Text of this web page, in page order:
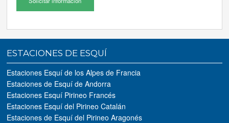
ESTACIONES DE ESQUÍ
Estaciones Esquí de los Alpes de Francia
Estaciones de Esquí de Andorra
Estaciones Esquí Pirineo Francés
Estaciones Esquí del Pirineo Catalán
Estaciones de Esquí del Pirineo Aragonés